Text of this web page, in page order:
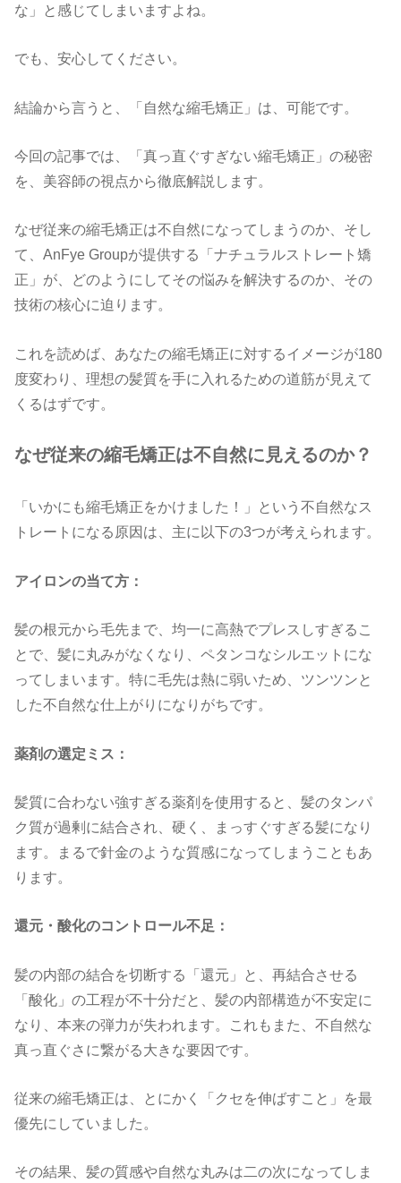
な」と感じてしまいますよね。
でも、安心してください。
結論から言うと、「自然な縮毛矯正」は、可能です。
今回の記事では、「真っ直ぐすぎない縮毛矯正」の秘密
を、美容師の視点から徹底解説します。
なぜ従来の縮毛矯正は不自然になってしまうのか、そし
て、AnFye Groupが提供する
「ナチュラルストレート矯
正」が、どのようにしてその悩みを解決するのか、その
技術の核心に迫ります。
これを読めば、あなたの縮毛矯正に対するイメージが180
度変わり、理想の髪質を手に入れるための道筋が見えて
くるはずです。
なぜ従来の縮毛矯正は不自然に見えるのか？
「いかにも縮毛矯正をかけました！」という不自然なス
トレートになる原因は、主に以下の3つが考えられます。
アイロンの当て方：
髪の根元から毛先まで、均一に高熱でプレスしすぎるこ
とで、髪に丸みがなくなり、ペタンコなシルエットにな
ってしまいます。特に毛先は熱に弱いため、ツンツンと
した不自然な仕上がりになりがちです。
薬剤の選定ミス：
髪質に合わない強すぎる薬剤を使用すると、髪のタンパ
ク質が過剰に結合され、硬く、まっすぐすぎる髪になり
ます。まるで針金のような質感になってしまうこともあ
ります。
還元・酸化のコントロール不足：
髪の内部の結合を切断する「還元」と、再結合させる
「酸化」の工程が不十分だと、髪の内部構造が不安定に
なり、本来の弾力が失われます。これもまた、不自然な
真っ直ぐさに繋がる大きな要因です。
従来の縮毛矯正は、とにかく「クセを伸ばすこと」を最
優先にしていました。
その結果、髪の質感や自然な丸みは二の次になってしま